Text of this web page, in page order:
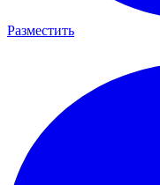
Разместить